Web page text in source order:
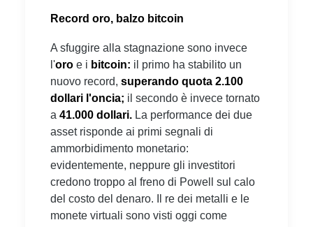
Record oro, balzo bitcoin
A sfuggire alla stagnazione sono invece
l'oro e i bitcoin: il primo ha stabilito un
nuovo record, superando quota 2.100
dollari l'oncia; il secondo è invece tornato
a 41.000 dollari. La performance dei due
asset risponde ai primi segnali di
ammorbidimento monetario:
evidentemente, neppure gli investitori
credono troppo al freno di Powell sul calo
del costo del denaro. Il re dei metalli e le
monete virtuali sono visti oggi come